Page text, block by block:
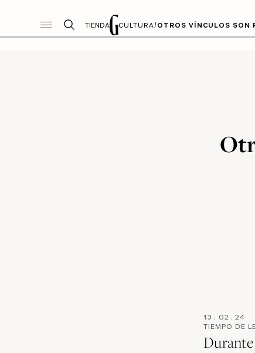
TIENDA CULTURA/OTROS VÍNCULOS SON
13 . 02 . 24
TIEMPO DE